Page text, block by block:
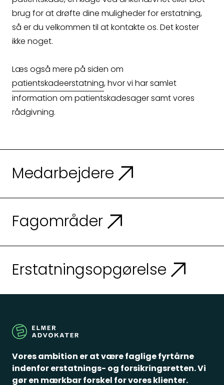
brug for at drøfte dine muligheder for erstatning,
så er du velkommen til at kontakte os. Det koster
ikke noget.
Læs også mere på siden om
patientskadeerstatning, hvor vi har samlet
information om patientskadesager samt vores
rådgivning.
Medarbejdere
Fagområder
Erstatningsopgørelse
Vores ambition er at være faglige fyrtårne
indenfor erstatnings- og forsikringsretten. Vi
gør en mærkbar forskel for vores klienter.